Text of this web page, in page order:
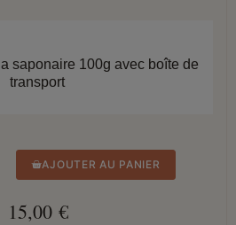
saponaire 100g avec boîte de
transport
AJOUTER AU PANIER
15,00 €